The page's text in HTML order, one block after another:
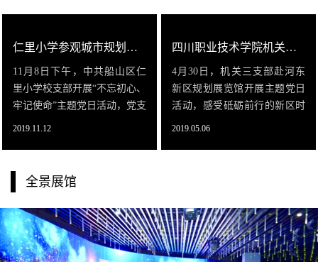
仁里小学参观城市规划展览馆，体验河东新区发展圆梦之旅
11月8日下午，中共船山区仁
里小学校支部开展“不忘初心、
牢记使命”主题党日活动，党支
变迁，发展现状和规划远景。
在河东新区规
2019.11.12
四川职业技术学院机关三支部赴河东新区规划展览馆开展主题党日活动
4月30日，机关三支部赴河东
新区规划展览馆开展主题党日
活动，感受砥砺前行的新区时
2019.05.06
全景展馆